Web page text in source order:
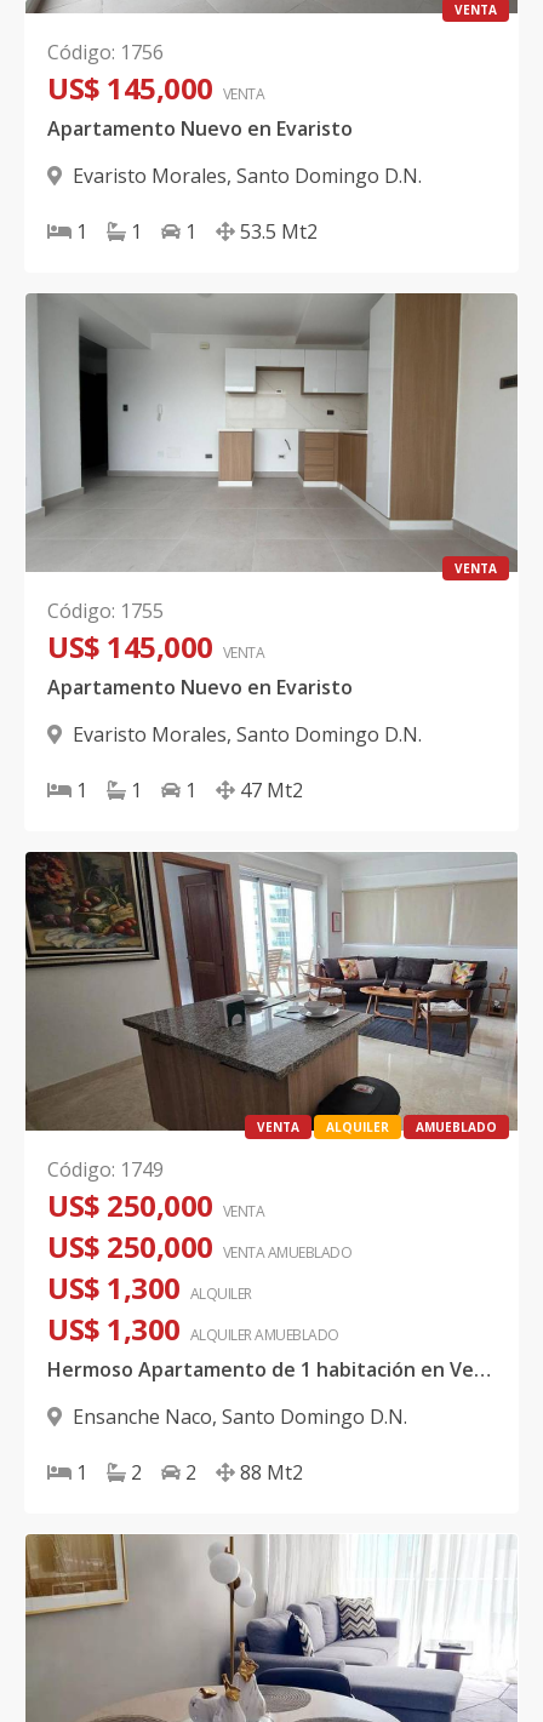
VENTA
Código: 1756
US$ 145,000 VENTA
Apartamento Nuevo en Evaristo
Evaristo Morales, Santo Domingo D.N.
1 1 1 53.5 Mt2
VENTA
Código: 1755
US$ 145,000 VENTA
Apartamento Nuevo en Evaristo
Evaristo Morales, Santo Domingo D.N.
1 1 1 47 Mt2
VENTA ALQUILER AMUEBLADO
Código: 1749
US$ 250,000 VENTA
US$ 250,000 VENTA AMUEBLADO
US$ 1,300 ALQUILER
US$ 1,300 ALQUILERAMUEBLADO
Hermoso Apartamento de 1 habitación en Venta y/o Alquiler Amueblado, Naco
Ensanche Naco, Santo Domingo D.N.
1 2 2 88 Mt2